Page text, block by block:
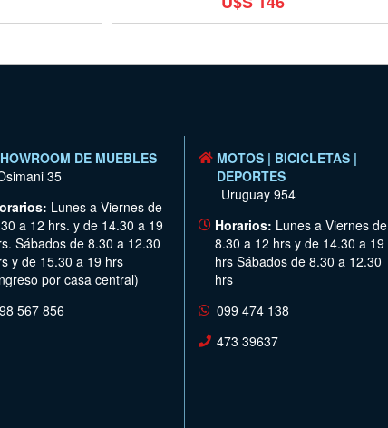
DE MUEBLES
35
Lunes a Viernes de
a 12 hrs. y de 14.30 a 19
Sábados de 8.30 a 12.30
y de 15.30 a 19 hrs
por casa central)
567 856
MOTOS | BICICLETAS |
DEPORTES
Uruguay 954
Horarios: Lunes a Viernes de
8.30 a 12 hrs y de 14.30 a 19
hrs Sábados de 8.30 a 12.30
hrs
099 474 138
473 39637